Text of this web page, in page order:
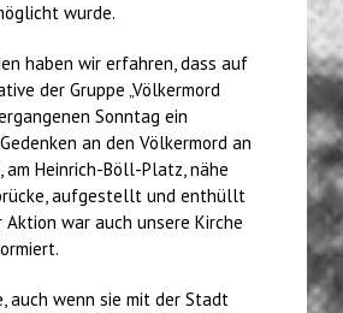
wurde.
haben wir erfahren, dass auf
der Gruppe „Völkermord
Sonntag ein
an den Völkermord an
am Heinrich-Böll-Platz, nähe
aufgestellt und enthüllt
Aktion war auch unsere Kirche
auch wenn sie mit der Stadt